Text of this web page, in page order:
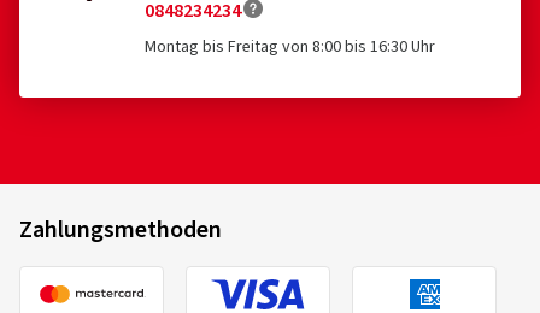
0848234234
Montag bis Freitag von 8:00 bis 16:30 Uhr
Zahlungsmethoden